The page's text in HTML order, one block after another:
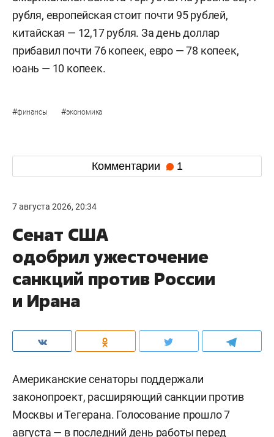
рубля, европейская стоит почти 95 рублей,
китайская — 12,17 рубля. За день доллар
прибавил почти 76 копеек, евро — 78 копеек,
юань — 10 копеек.
#финансы #экономика
Комментарии 1
7 августа 2026, 20:34
Сенат США
одобрил ужесточение
санкций против России
и Ирана
Американские сенаторы поддержали
законопроект, расширяющий санкции против
Москвы и Тегерана. Голосование прошло 7
августа — в последний день работы перед